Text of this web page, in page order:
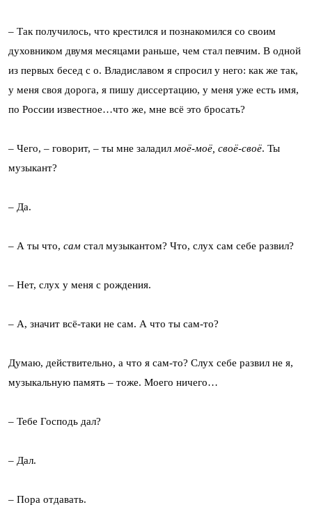
– Так получилось, что крестился и познакомился со своим
духовником двумя месяцами раньше, чем стал певчим. В одной
из первых бесед с о. Владиславом я спросил у него: как же так,
у меня своя дорога, я пишу диссертацию, у меня уже есть имя,
по России известное…что же, мне всё это бросать?
– Чего, – говорит, – ты мне заладил моё-моё, своё-своё. Ты
музыкант?
– Да.
– А ты что, сам стал музыкантом? Что, слух сам себе развил?
– Нет, слух у меня с рождения.
– А, значит всё-таки не сам. А что ты сам-то?
Думаю, действительно, а что я сам-то? Слух себе развил не я,
музыкальную память – тоже. Моего ничего…
– Тебе Господь дал?
– Дал.
– Пора отдавать.